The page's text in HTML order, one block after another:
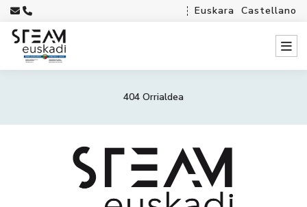
Euskara Castellano
404 Orrialdea